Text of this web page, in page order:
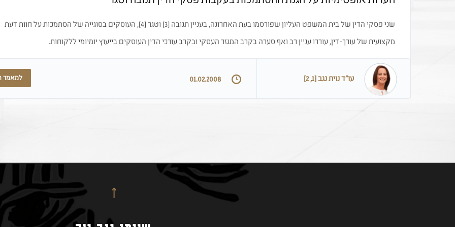
שני פסקי הדין של בית המשפט העליון שפורסמו בעת האחרונה, בעניין תנובה [3] וטגר [4], העוסקים בסוגייה של הסתמכות על חוות דעת
מקצועית של עורך-דין, עוררו עניין רב ואף סערה בקרב המגזר העסקי ובקרב עורכי הדין העוסקים בייעוץ יומיומי ללקוחות.
עו״ד נוית נגב [1, 2] 01.02.2008 למאמר